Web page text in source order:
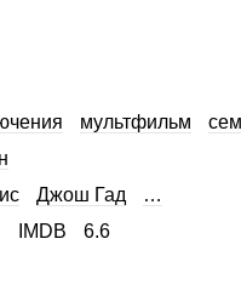
мультфильм
Джош Гад
…
IMDB
6.6